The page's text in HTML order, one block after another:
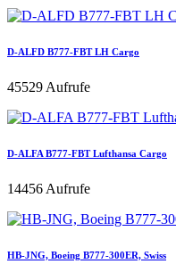
D-ALFD B777-FBT LH Cargo
45529 Aufrufe
D-ALFA B777-FBT Lufthansa Cargo
14456 Aufrufe
HB-JNG, Boeing B777-300ER, Swiss